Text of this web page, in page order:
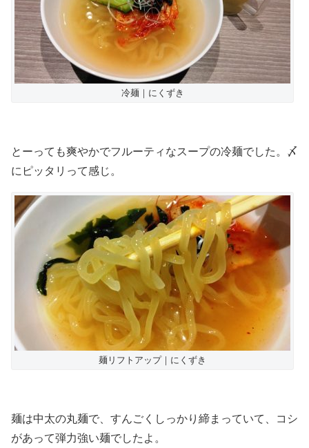
冷麺｜にくずき
とーっても爽やかでフルーティなスープの冷麺でした。〆
にピッタリって感じ。
麺リフトアップ｜にくずき
麺は中太の丸麺で、すんごくしっかり締まっていて、コシ
があって弾力強い麺でしたよ。